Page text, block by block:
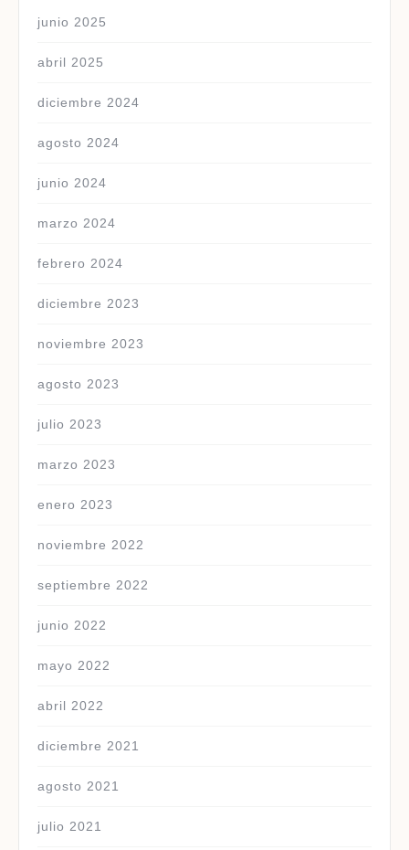
junio 2025
abril 2025
diciembre 2024
agosto 2024
junio 2024
marzo 2024
febrero 2024
diciembre 2023
noviembre 2023
agosto 2023
julio 2023
marzo 2023
enero 2023
noviembre 2022
septiembre 2022
junio 2022
mayo 2022
abril 2022
diciembre 2021
agosto 2021
julio 2021